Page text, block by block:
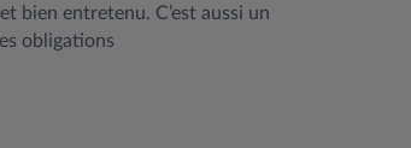
bien entretenu. C’est aussi un
obligations